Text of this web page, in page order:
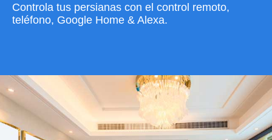
Controla tus persianas con el control remoto,
teléfono, Google Home & Alexa.